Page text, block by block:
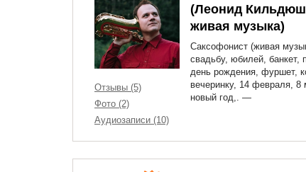
Отзывы (5)
Фото (2)
Аудиозаписи (10)
(Леонид
живая музыка)
Саксофонист (живая
свадьбу, юбилей, банкет,
день рождения, фуршет,
вечеринку, 14 февраля, 8
новый год,. —